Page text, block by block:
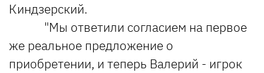
Киндзерский.
"Мы ответили согласием на первое
же реальное предложение о
приобретении, и теперь Валерий - игрок